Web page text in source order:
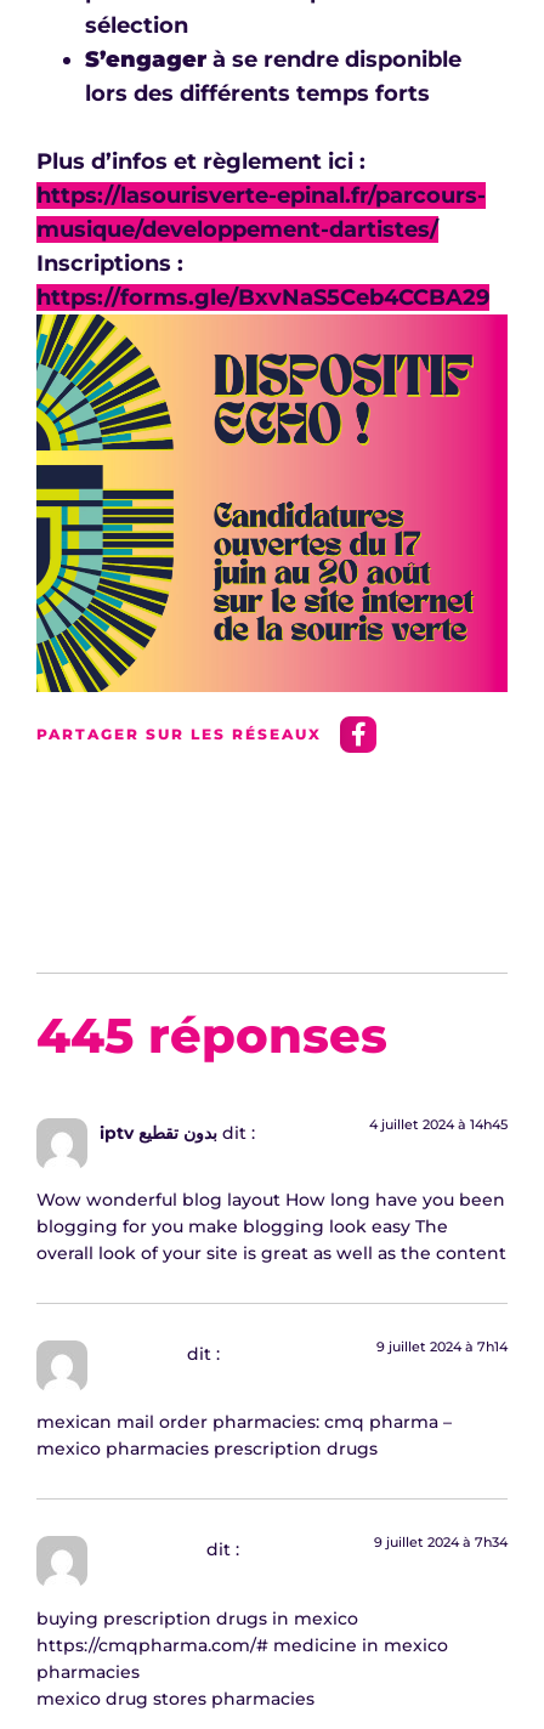
sélection
S’engager à se rendre disponible
lors des différents temps forts
Plus d’infos et règlement ici :
https://lasourisverte-epinal.fr/parcours-
musique/developpement-dartistes/
Inscriptions :
https://forms.gle/BxvNaS5Ceb4CCBA29
PARTAGER SUR LES RÉSEAUX
445 réponses
iptv بدون تقطيع dit : 4 juillet 2024 à 14h45
Wow wonderful blog layout How long have you been
blogging for you make blogging look easy The
overall look of your site is great as well as the content
dit : 9 juillet 2024 à 7h14
mexican mail order pharmacies: cmq pharma –
mexico pharmacies prescription drugs
dit : 9 juillet 2024 à 7h34
buying prescription drugs in mexico
https://cmqpharma.com/# medicine in mexico
pharmacies
mexico drug stores pharmacies